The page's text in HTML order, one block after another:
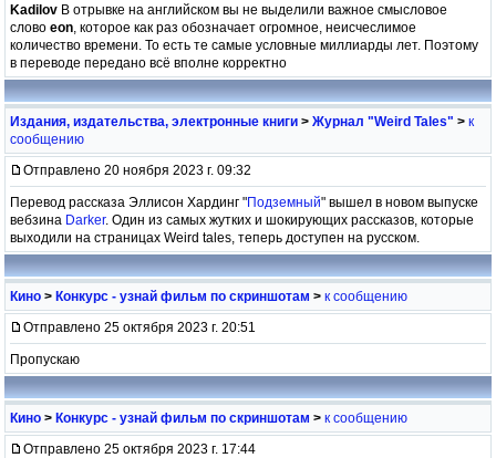
Kadilov В отрывке на английском вы не выделили важное смысловое
слово eon, которое как раз обозначает огромное, неисчеслимое
количество времени. То есть те самые условные миллиарды лет. Поэтому
в переводе передано всё вполне корректно
Издания, издательства, электронные книги > Журнал "Weird Tales" > к
сообщению
Отправлено 20 ноября 2023 г. 09:32
Перевод рассказа Эллисон Хардинг "Подземный" вышел в новом выпуске
вебзина Darker. Один из самых жутких и шокирующих рассказов, которые
выходили на страницах Weird tales, теперь доступен на русском.
Кино > Конкурс - узнай фильм по скриншотам > к сообщению
Отправлено 25 октября 2023 г. 20:51
Пропускаю
Кино > Конкурс - узнай фильм по скриншотам > к сообщению
Отправлено 25 октября 2023 г. 17:44